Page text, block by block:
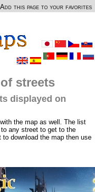
Add this page to your favorites
streets
displayed on
the map as well. The list
any street to get to the
download the map then use